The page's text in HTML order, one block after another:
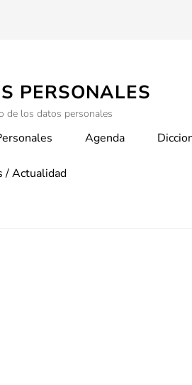
PERSONALES
de los datos personales
Agenda
/ Actualidad